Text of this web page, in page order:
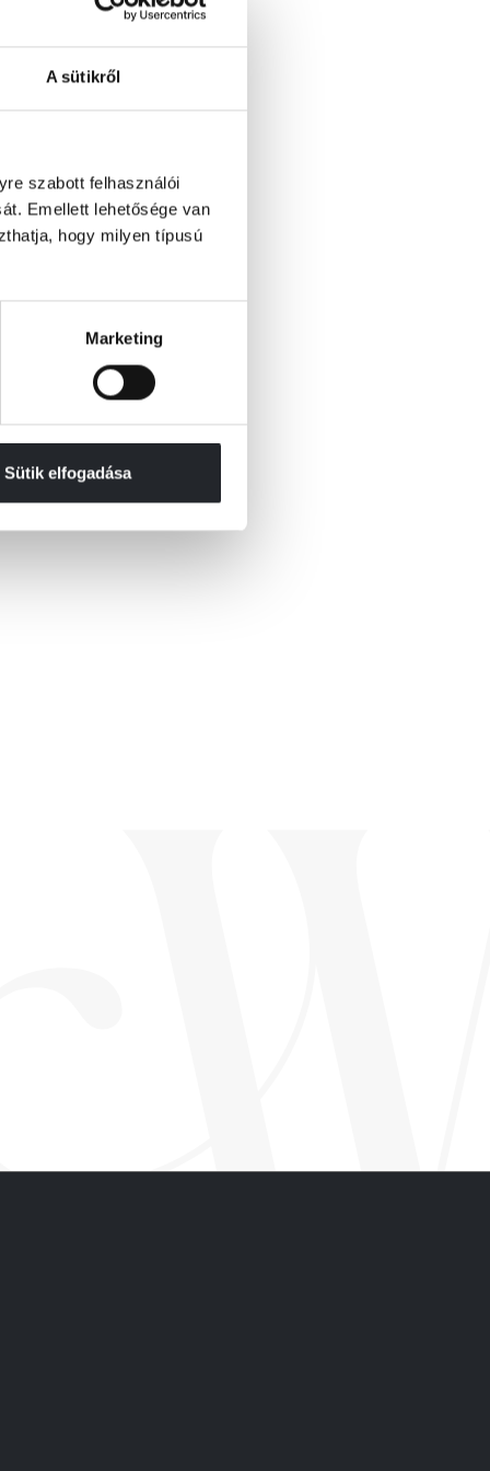
A sütikről
szabott felhasználói
Emellett lehetősége van
hogy milyen típusú
Marketing
Sütik elfogadása